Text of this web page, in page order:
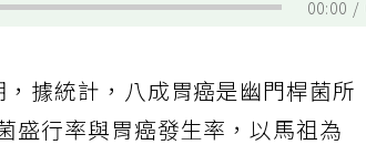
00:00
據統計，八成胃癌是幽門桿菌所
盛行率與胃癌發生率，以馬祖為